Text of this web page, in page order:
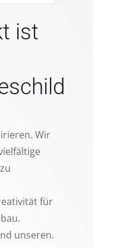
ist
Wir
für
unseren.